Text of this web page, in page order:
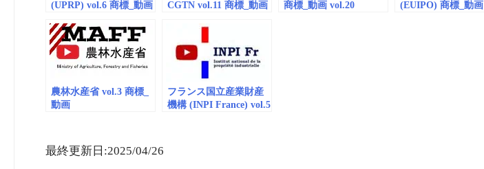
(UPRP) vol.6 商標_動画
CGTN vol.11 商標_動画
商標_動画 vol.20
(EUIPO) 商標_動画
農林水産省 vol.3 商標_
動画
（農林水産分野の概
要）
フランス国立産業財産
機構 (INPI France) vol.5
最終更新日:2025/04/26